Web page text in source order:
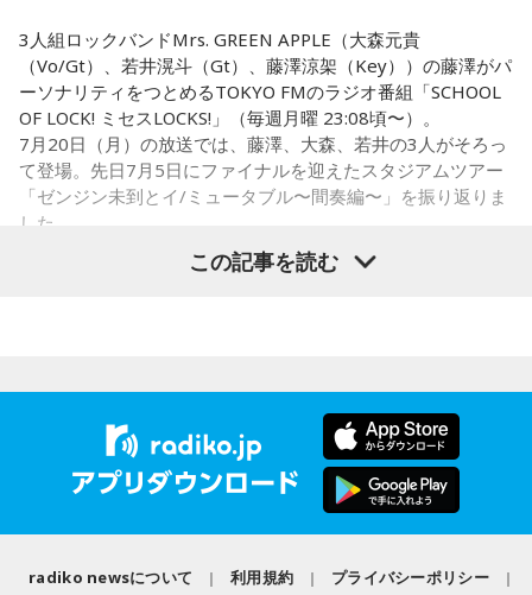
■2026年8月8日に旅行へ行くのは？
寅の日は、「千里行って千里帰る」という言い伝えから、旅
行や出張にも縁起が良い日とされています。
夏休み期間中ということもあり、旅行や帰省を予定している
人にとっては、暦を意識するきっかけになるかもしれませ
ん。
もちろん、安全な旅行のためには、天候や交通情報を確認
2026年8月8日は、寅の日と先勝が重なる日です。暦を意識す
る人の中には、次のような予定をこの日に合わせる人もいま
・財布を新調する、または使い始める
・旅行や帰省、出張へ出発する
このことから、寅の日は次のようなタイミングに選ぶ人もい
ます。
・財布を新調する
・財布を使い始める
・銀行口座を開設する
・旅行や出張へ出発する
・新しい挑戦を始める
一方で、「戻る」という意味合いから、結婚や結納などのお
■2026年8月8日に財布を新調するのはあり？
寅の日は、お金に関する縁起の良い日として知られているこ
とから、財布を購入したり、使い始めたりするタイミングと
して選ぶ人もいます。
で、開運アクションとして親しまれている考え方です。
3人組ロックバンドMrs. GREEN APPLE（大森元貴
（Vo/Gt）、若井滉斗（Gt）、藤澤涼架（Key））の藤澤がパ
ーソナリティをつとめるTOKYO FMのラジオ番組「SCHOOL
OF LOCK! ミセスLOCKS!」（毎週月曜 23:08頃〜）。
7月20日（月）の放送では、藤澤、大森、若井の3人がそろっ
て登場。先日7月5日にファイナルを迎えたスタジアムツアー
「ゼンジン未到とイ/ミュータブル〜間奏編〜」を振り返りま
した。
ミセス先生、こんばんは！ 7月5日のファイナルに参戦しまし
た！ 私にとって初めての「ゼンジン」シリーズだったので、
参加できて本当に良かったです。演奏が本当にかっこよく
て、ずっと感動していました。特に「ダーリン」と「ケセラ
した。帰り道もプレイリストを聴きながら帰っていたのです
この記事を読む
radiko newsについて 利用規約
プライバシーポリシー